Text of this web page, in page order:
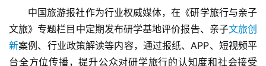
中国旅游报社作为行业权威媒体，在《研学旅行与亲子
文旅》专题栏目中定期发布研学基地评价报告、亲子文旅创
新案例、行业政策解读等内容，通过报纸、APP、短视频平
台全方位传播，提升公众对研学旅行的认知度和社会接受